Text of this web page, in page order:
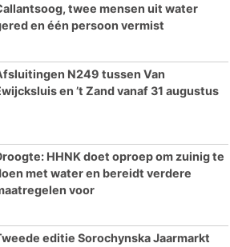
twee mensen uit water
en één persoon vermist
N249 tussen Van
en ’t Zand vanaf 31 augustus
HHNK doet oproep om zuinig te
met water en bereidt verdere
voor
editie Sorochynska Jaarmarkt